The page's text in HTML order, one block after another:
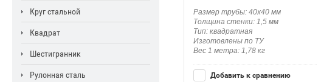
Круг стальной
Квадрат
Шестигранник
Рулонная сталь
Размер трубы: 40х40 мм
Толщина стенки: 1,5 мм
Тип: квадратная
Изготовлены по ТУ
Вес 1 метра: 1,78 кг
Добавить к сравнению